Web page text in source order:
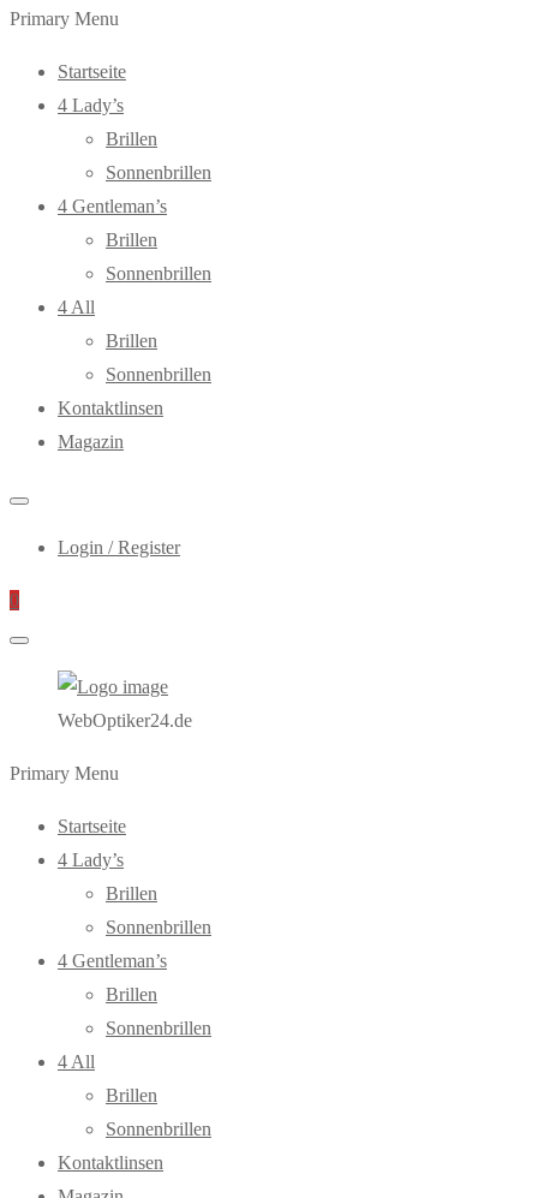
Primary Menu
Startseite
4 Lady’s
Brillen
Sonnenbrillen
4 Gentleman’s
Brillen
Sonnenbrillen
4 All
Brillen
Sonnenbrillen
Kontaktlinsen
Magazin
Login / Register
0
WebOptiker24.de
Primary Menu
Startseite
4 Lady’s
Brillen
Sonnenbrillen
4 Gentleman’s
Brillen
Sonnenbrillen
4 All
Brillen
Sonnenbrillen
Kontaktlinsen